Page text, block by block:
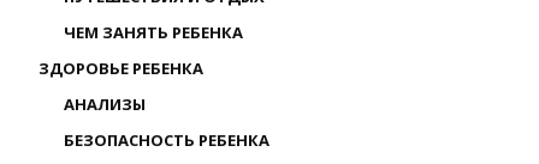
ЧЕМ ЗАНЯТЬ РЕБЕНКА
ЗДОРОВЬЕ РЕБЕНКА
АНАЛИЗЫ
БЕЗОПАСНОСТЬ РЕБЕНКА